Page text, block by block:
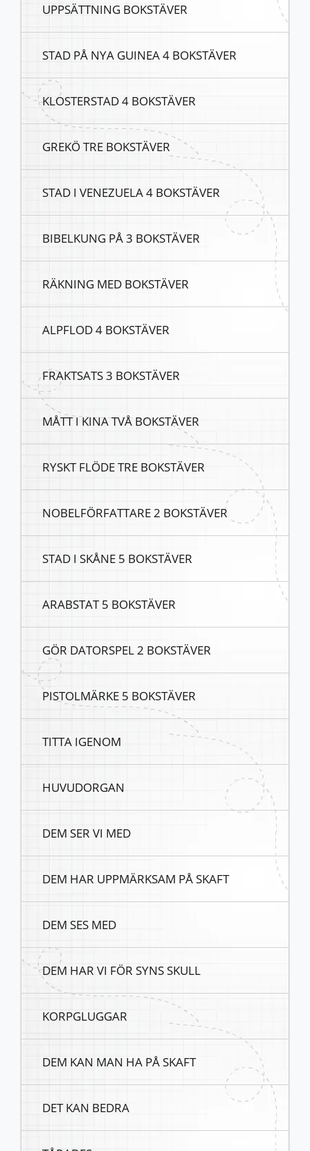
UPPSÄTTNING BOKSTÄVER
STAD PÅ NYA GUINEA 4 BOKSTÄVER
KLOSTERSTAD 4 BOKSTÄVER
GREKÖ TRE BOKSTÄVER
STAD I VENEZUELA 4 BOKSTÄVER
BIBELKUNG PÅ 3 BOKSTÄVER
RÄKNING MED BOKSTÄVER
ALPFLOD 4 BOKSTÄVER
FRAKTSATS 3 BOKSTÄVER
MÅTT I KINA TVÅ BOKSTÄVER
RYSKT FLÖDE TRE BOKSTÄVER
NOBELFÖRFATTARE 2 BOKSTÄVER
STAD I SKÅNE 5 BOKSTÄVER
ARABSTAT 5 BOKSTÄVER
GÖR DATORSPEL 2 BOKSTÄVER
PISTOLMÄRKE 5 BOKSTÄVER
TITTA IGENOM
HUVUDORGAN
DEM SER VI MED
DEM HAR UPPMÄRKSAM PÅ SKAFT
DEM SES MED
DEM HAR VI FÖR SYNS SKULL
KORPGLUGGAR
DEM KAN MAN HA PÅ SKAFT
DET KAN BEDRA